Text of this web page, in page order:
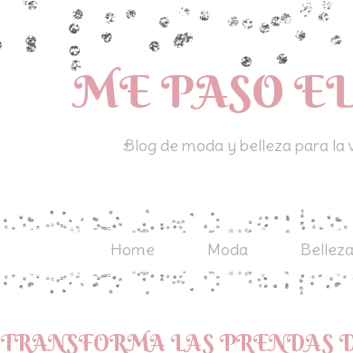
ME PASO
Blog de moda y belleza para la
Home Moda Belleza
TRANSFORMA LAS PRENDAS